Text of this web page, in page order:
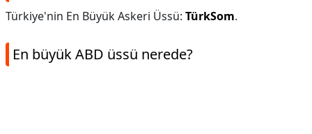
Türkiye'nin En Büyük Askeri Üssü: TürkSom.
En büyük ABD üssü nerede?